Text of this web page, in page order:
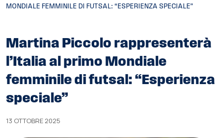
MONDIALE FEMMINILE DI FUTSAL: “ESPERIENZA SPECIALE”
Martina Piccolo rappresenterà
l’Italia al primo Mondiale
femminile di futsal: “Esperienza
speciale”
13 OTTOBRE 2025